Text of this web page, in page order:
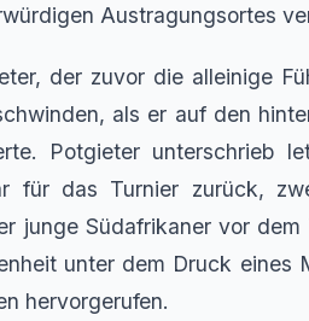
Austragungsortes
der zuvor die alleinige
als er auf den
Potgieter unterschrieb
das Turnier zurück,
junge Südafrikaner vor dem
unter dem Druck eines
hervorgerufen.